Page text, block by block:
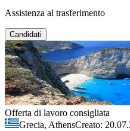
Assistenza al trasferimento
Candidati
Offerta di lavoro consigliata
Grecia, AthensCreato: